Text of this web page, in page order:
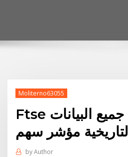
Moliterno63055
Ftse تهدف جميع البيانات
التاريخية مؤشر سهم
byAuthor